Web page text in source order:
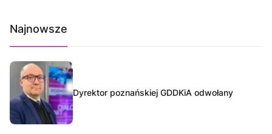
Najnowsze
Dyrektor poznańskiej GDDKiA odwołany